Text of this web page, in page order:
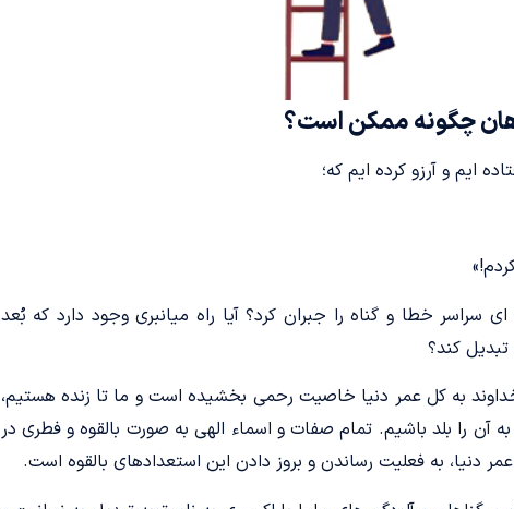
چگونه ممکن است؟
ایم و آرزو کرده ایم که؛
سراسر خطا و گناه را جبران کرد؟ آیا راه میانبری وجود دارد که بُعد
کند؟
به کل عمر دنیا خاصیت رحمی بخشیده است و ما تا زنده هستیم،
آن را بلد باشیم. تمام صفات و اسماء الهی به صورت بالقوه و فطری در
دنیا، به فعلیت رساندن و بروز دادن این استعدادهای بالقوه است.